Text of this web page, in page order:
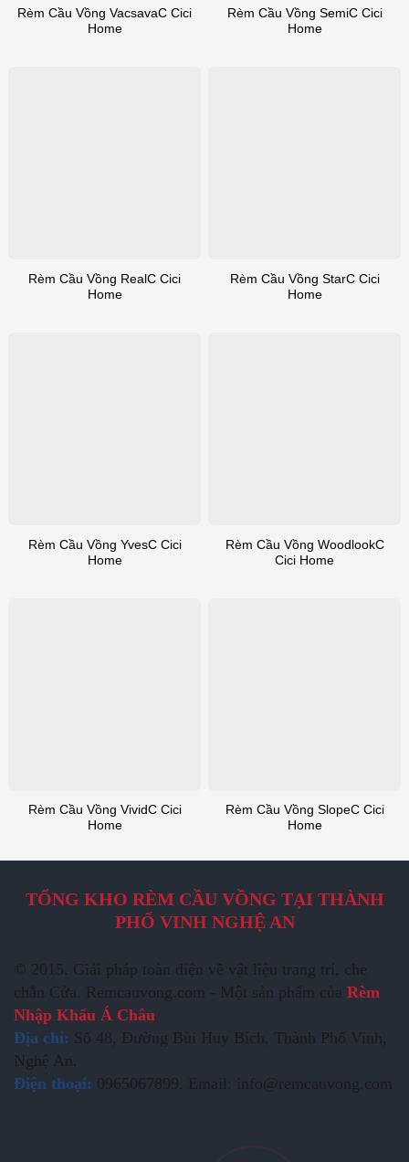
Rèm Cầu Vồng VacsavaC Cici
Home
Rèm Cầu Vồng SemiC Cici
Home
Rèm Cầu Vồng RealC Cici
Home
Rèm Cầu Vồng StarC Cici
Home
Rèm Cầu Vồng YvesC Cici
Home
Rèm Cầu Vồng WoodlookC
Cici Home
Rèm Cầu Vồng VividC Cici
Home
Rèm Cầu Vồng SlopeC Cici
Home
TỔNG KHO RÈM CẦU VỒNG TẠI THÀNH
PHỐ VINH NGHỆ AN
© 2015. Giải pháp toàn diện về vật liệu trang trí, che
chắn Cửa. Remcauvong.com - Một sản phẩm của Rèm
Nhập Khẩu Á Châu
Địa chỉ: Số 48, Đường Bùi Huy Bích, Thành Phố Vinh,
Nghệ An.
Điện thoại: 0965067899. Email: info@remcauvong.com